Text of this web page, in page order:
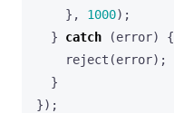
},
1000);
}
catch (error)
{
reject (error);
}
});